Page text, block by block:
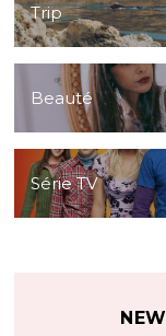
Trip
Beauté
Série TV